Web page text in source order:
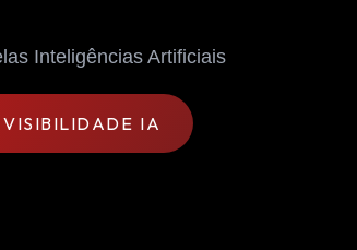
Inteligências Artificiais
IA